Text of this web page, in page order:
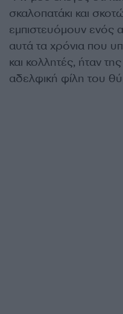
σκαλοπατάκι και
εμπιστευόμουν ενός
αυτά τα χρόνια που
και κολλητές, ήταν
αδελφική φίλη του